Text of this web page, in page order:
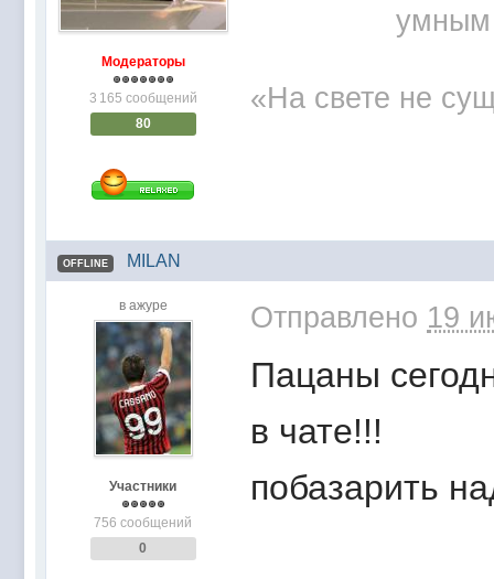
Модераторы
3 165 сообщений
80
умным
«На свете не
OFFLINE MILAN
в ажуре
Участники
756 сообщений
0
Отправлено 19
Пацаны
в чате!!!
побазарить